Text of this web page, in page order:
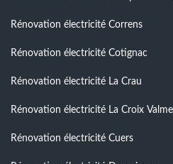
Rénovation électricité Correns
Rénovation électricité Cotignac
Rénovation électricité La Crau
Rénovation électricité La Croix
Rénovation électricité Cuers